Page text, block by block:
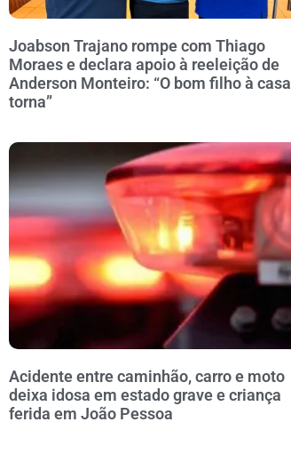
Joabson Trajano rompe com Thiago
Moraes e declara apoio à reeleição de
Anderson Monteiro: “O bom filho à casa
torna”
Acidente entre caminhão, carro e moto
deixa idosa em estado grave e criança
ferida em João Pessoa